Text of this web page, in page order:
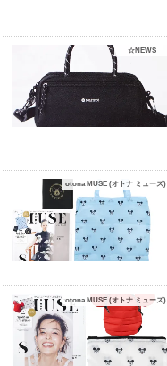
☆NEWS
otona MUSE (オトナ ミューズ)
otona MUSE (オトナ ミューズ)